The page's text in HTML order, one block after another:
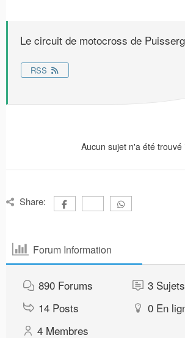
Le circuit de motocross de
RSS
Aucun sujet n'a été trouvé
Share:
Forum Information
890 Forums 3 Sujets
14 Posts 0 En
4 Membres